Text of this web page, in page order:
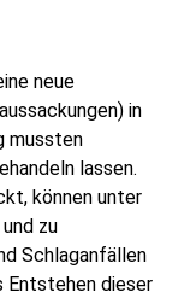
neue
in
mussten
lassen.
können unter
zu
Schlaganfällen
Entstehen dieser